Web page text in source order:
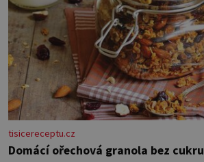
tisicereceptu.cz
Domácí ořechová granola bez cukru